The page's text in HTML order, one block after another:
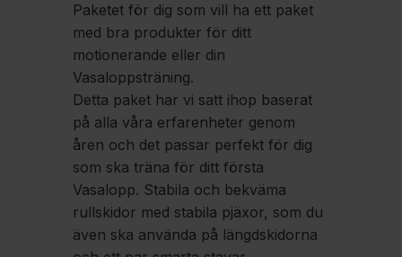
Paketet för dig som vill ha ett paket
med bra produkter för ditt
motionerande eller din
Vasaloppsträning.
Detta paket har vi satt ihop baserat
på alla våra erfarenheter genom
åren och det passar perfekt för dig
som ska träna för ditt första
Vasalopp. Stabila och bekväma
rullskidor med stabila pjäxor, som du
även ska använda på längdskidorna